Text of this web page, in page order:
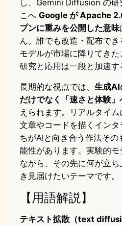
し、Gemini Diffusion の研
こへ Google が Apache
プンに重みを公開した意味
ん。誰でも改造・配布で
モデルが市場に降りてき
研究と応用は一段と加速す
長期的な視点では、 生成AI
だけでなく「速さと体験
えられます。リアルタイ
文章やコードを描くイン
ちがAIと向き合う作法そ
能性があります。実験的
ながら、その先に何が立
き見届けたいテーマです。
【用語解説】
テキスト拡散（text